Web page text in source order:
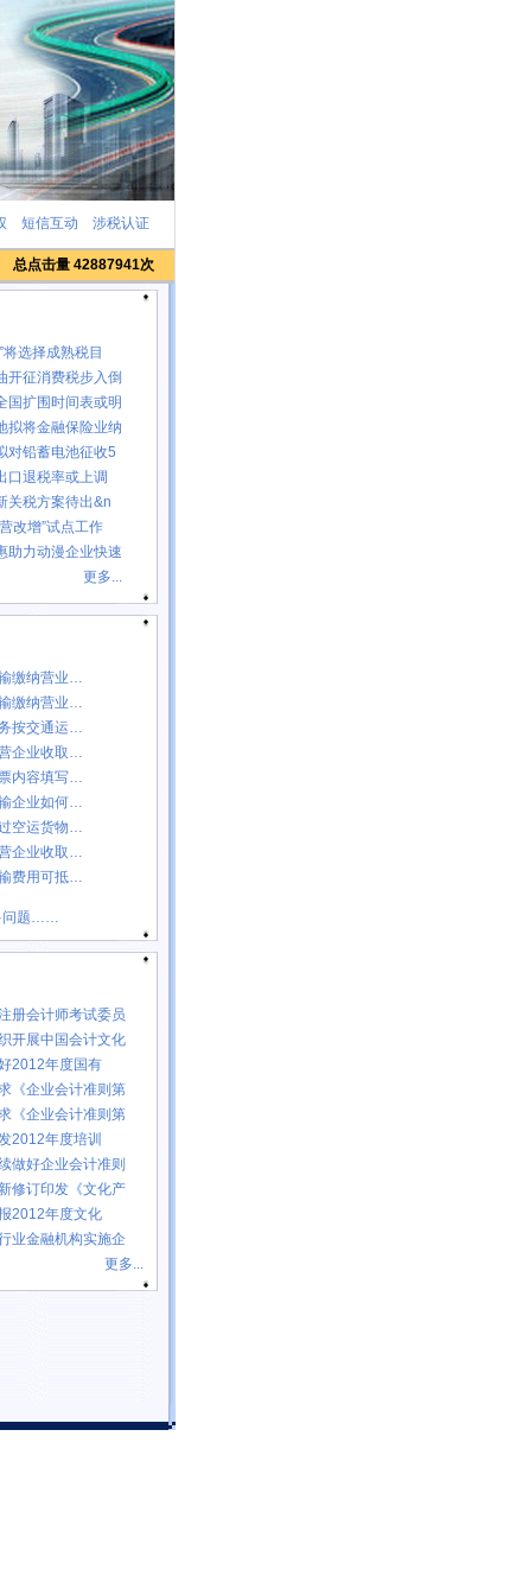
短信互动 涉税认证
总点击量 42887941次
将选择成熟税目
开征消费税步入倒
国扩围时间表或明
拟将金融保险业纳
对铅蓄电池征收5
口退税率或上调
关税方案待出&n
改增”试点工作
助力动漫企业快速
更多...
缴纳营业…
缴纳营业…
按交通运…
企业收取…
内容填写…
企业如何…
空运货物…
企业收取…
费用可抵…
问题……
册会计师考试委员
开展中国会计文化
2012年度国有
《企业会计准则第
《企业会计准则第
2012年度培训
做好企业会计准则
修订印发《文化产
2012年度文化
业金融机构实施企
更多...